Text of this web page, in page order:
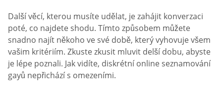
Další věcí, kterou musíte udělat, je zahájit konverzaci
poté, co najdete shodu. Tímto způsobem můžete
snadno najít někoho ve své době, který vyhovuje všem
vašim kritériím. Zkuste zkusit mluvit delší dobu, abyste
je lépe poznali. Jak vidíte, diskrétní online seznamování
gayů nepřichází s omezeními.